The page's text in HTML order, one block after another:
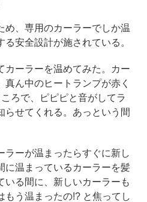
、専用のカーラーでしか温
安全設計が施されている。
ーラーを温めてみた。カー
ん中のヒートランプが赤く
ろで、ピピピと音がしてラ
らせてくれる。あっという間
ーが温まったらすぐに新し
に温まっているカーラーを髪
いる間に、新しいカーラーも
もう温まったの!? と焦ってし